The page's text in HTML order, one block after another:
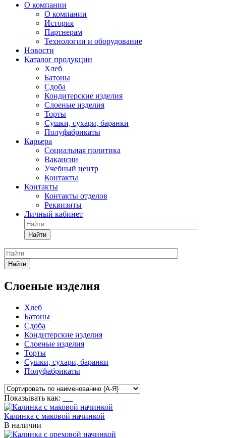
О компании
О компании
История
Партнерам
Технологии и оборудование
Новости
Каталог продукции
Хлеб
Батоны
Сдоба
Кондитерские изделия
Слоеные изделия
Торты
Сушки, сухари, баранки
Полуфабрикаты
Карьера
Социальная политика
Вакансии
Учебный центр
Контакты
Контакты
Контакты отделов
Реквизиты
Личный кабинет
Найти
Найти
Слоеные изделия
Хлеб
Батоны
Сдоба
Кондитерские изделия
Слоеные изделия
Торты
Сушки, сухари, баранки
Полуфабрикаты
Показывать как:
Калинка с маковой начинкой
В наличии